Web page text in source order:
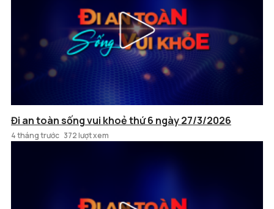
Đi an toàn sống vui khoẻ thứ 6 ngày 27/3/2026
4 tháng trước 372 lượt xem